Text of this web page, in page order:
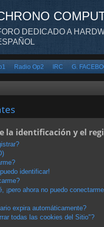
DEDICADO A
Radio Op2 IRC G.
la identificación y el
identificar!
¡pero ahora no puedo
expira automáticamente?
todas las cookies del Sitio"?